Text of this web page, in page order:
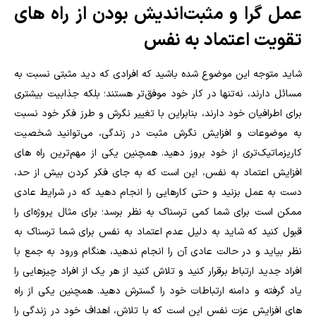
عمل گرا و مثبت‌اندیش بودن از راه های
تقویت اعتماد به نفس
شاید متوجه این موضوع شده باشید که افرادی که دید مثبتی نسبت به
مسائل دارند، نه‌تنها در کار خود موفق‌تر هستند؛ بلکه جذابیت بیشتری
برای اطرافیان خود دارند، بنابراین با تغییر نگرش و طرز فکر خود نسبت
به موضوعات و افزایش نگرش مثبت در زندگی، می‌توانید شخصیت
کاریزماتیک‌تری از خود بروز دهید. همچنین یکی از مهم‌ترین راه های
افزایش اعتماد به نفس، این است که به جای فکر کردن بیش از حد،
دست به عمل بزنید و حتی کارهایی را انجام دهید که در شرایط عادی
ممکن است برای شما کمی ترسناک به نظر برسد؛ برای مثال پروژه‌ای را
قبول کنید که شاید به دلیل عدم اعتماد به نفس برای شما ترسناک به
نظر بیاید و در حالت عادی آن را انجام ندهید، هنگام ورود به جمع با
افراد جدید ارتباط برقرار کنید و تلاش کنید از هر یک از افراد چیزهایی را
یاد گرفته و دامنه ارتباطات خود را گسترش دهید. همچنین یکی از راه
های افزایش عزت نفس این است که با تلاش، اهداف خود در زندگی را